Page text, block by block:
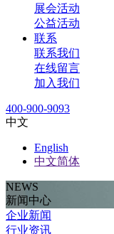
展会活动
公益活动
联系
联系我们
在线留言
加入我们
400-900-9093
中文
English
中文简体
NEWS
新闻中心
企业新闻
行业资讯